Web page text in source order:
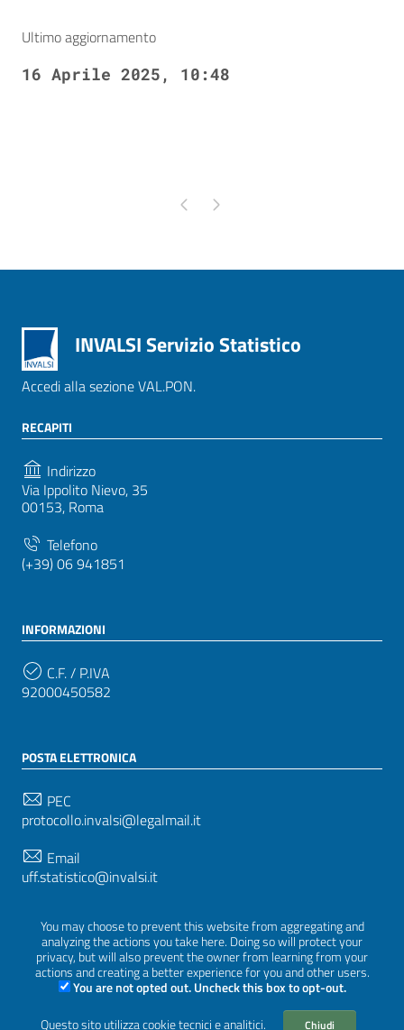
You may choose to prevent this website from aggregating and
analyzing the actions you take here. Doing so will protect your
privacy, but will also prevent the owner from learning from your
actions and creating a better experience for you and other users.
You are not opted out. Uncheck this box to opt-out.
Questo sito utilizza cookie tecnici e analitici.
Chiudi
Ultimo aggiornamento
16 Aprile 2025, 10:48
Pagina precedente
Pagina successiva
INVALSI Servizio Statistico
Accedi alla sezione VAL.PON.
RECAPITI
Indirizzo
Via Ippolito Nievo, 35
00153, Roma
Telefono
(+39) 06 941851
INFORMAZIONI
C.F. / P.IVA
92000450582
POSTA ELETTRONICA
PEC
protocollo.invalsi@legalmail.it
Email
uff.statistico@invalsi.it
restituzione.dati@invalsi.it
SEGUICI SU